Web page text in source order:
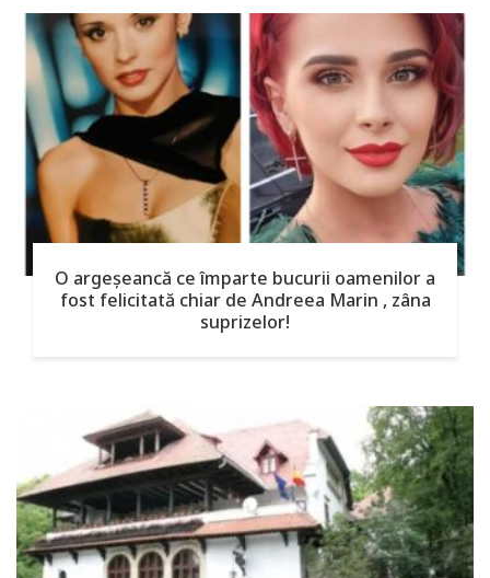
O argeşeancă ce împarte bucurii oamenilor a
fost felicitată chiar de Andreea Marin , zâna
suprizelor!